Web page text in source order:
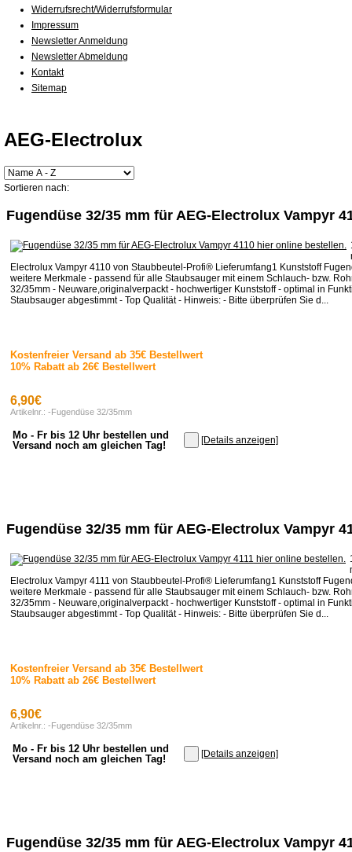
Widerrufsrecht/Widerrufsformular
Impressum
Newsletter Anmeldung
Newsletter Abmeldung
Kontakt
Sitemap
AEG-Electrolux
Sortieren nach:
Fugendüse 32/35 mm für AEG-Electrolux Vampyr
Electrolux Vampyr 4110 von Staubbeutel-Profi® Lieferumfang1 Kunststoff
weitere Merkmale - passend für alle Staubsauger mit einem Schlauch- bzw.
32/35mm - Neuware,originalverpackt - hochwertiger Kunststoff - optimal in
Staubsauger abgestimmt - Top Qualität - Hinweis: - Bitte überprüfen Sie d...
Kostenfreier Versand ab 35€ Bestellwert
10% Rabatt ab 26€ Bestellwert
6,90€
Artikelnr.: -Fugendüse 32/35mm
Mo - Fr bis 12 Uhr bestellen und
Versand noch am gleichen Tag!
[Details anzeigen]
Fugendüse 32/35 mm für AEG-Electrolux Vampyr
Electrolux Vampyr 4111 von Staubbeutel-Profi® Lieferumfang1 Kunststoff
weitere Merkmale - passend für alle Staubsauger mit einem Schlauch- bzw.
32/35mm - Neuware,originalverpackt - hochwertiger Kunststoff - optimal in
Staubsauger abgestimmt - Top Qualität - Hinweis: - Bitte überprüfen Sie d...
Kostenfreier Versand ab 35€ Bestellwert
10% Rabatt ab 26€ Bestellwert
6,90€
Artikelnr.: -Fugendüse 32/35mm
Mo - Fr bis 12 Uhr bestellen und
Versand noch am gleichen Tag!
[Details anzeigen]
Fugendüse 32/35 mm für AEG-Electrolux Vampyr